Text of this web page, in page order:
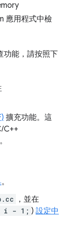
應用程式中檢
功能，請按照下
擴充功能。這
C++
。
，並在
i - 1; ) 設定中